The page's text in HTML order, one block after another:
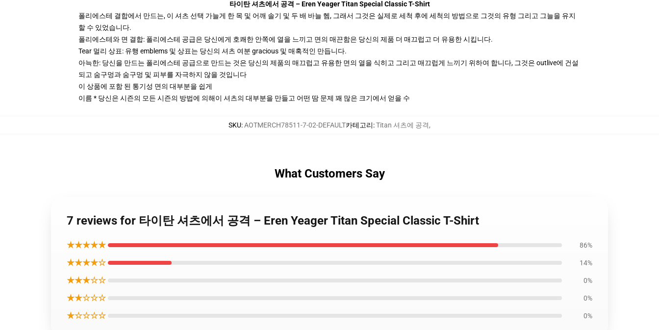
타이탄 셔츠에서 공격 – Eren Yeager Titan Special Classic T-Shirt
폴리에스테 결합에서 만드는, 이 셔츠 선택 가늘게 한 목 및 어깨 솔기 및 두 배 바늘 헴, 그래서 그것은 실제로 세척 후에 세척의 방법으로 그것의 유형 그리고 그늘을 유지
할 수 있었습니다.
폴리에스테와 면 결합: 폴리에스테 공급은 당신에게 호쾌한 안쪽에 열을 느끼고 면의 매끈함은 당신의 제품 더 매끄럽고 더 유용한 시킵니다.
Tear 멀리 상표: 유행 emblems 및 상표는 당신의 셔츠 여분 gracious 및 매혹적인 만듭니다.
아늑한: 당신을 만드는 폴리에스테 공급으로 만드는 것은 당신의 제품의 매끄럽고 유용한 면의 열을 식히고 그리고 매끄럽게 느끼기 위하여 합니다, 그것은 outlive에 건설
되고 숨구멍과 숨구멍 및 피부를 자극하지 않을 것입니다
이 상품에 포함 된 통기성 면의 대부분을 쉽게
이름 * 당신은 시즌의 모든 시즌의 방법에 의해이 셔츠의 대부분을 만들고 어떤 땀 문제 꽤 많은 크기에서 얻을 수
SKU:AOTMERCH78511-7-02-DEFAULT카테고리:Titan 셔츠에 공격,
What Customers Say
7 reviews for 타이탄 셔츠에서 공격 – Eren Yeager Titan Special Classic T-Shirt
★★★★★ 86%
★★★★☆ 14%
★★★☆☆ 0%
★★☆☆☆ 0%
★☆☆☆☆ 0%